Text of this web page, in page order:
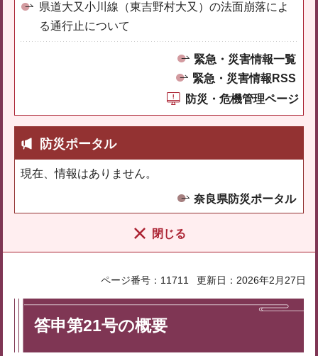
県道大又小川線（東吉野村大又）の法面崩落によ
る通行止について
緊急・災害情報一覧
緊急・災害情報RSS
防災・危機管理ページ
防災ポータル
現在、情報はありません。
奈良県防災ポータル
閉じる
ページ番号：11711 更新日：2026年2月27日
答申第21号の概要